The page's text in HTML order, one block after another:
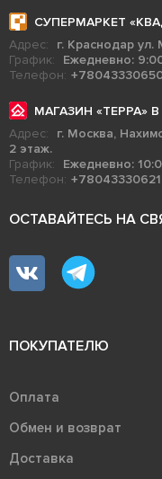
СУПЕРМАРКЕТ
Адрес:
г. Краснодар
График:
Ежедневно:
Телефон:
МАГАЗИН «ТЕРРА»
Адрес:
г. Москва,
2 этаж.
График:
Ежедневно:
Телефон: +78043330621
ОСТАВАЙТЕСЬ НА
ПОКУПАТЕЛЮ
Оплата
Обмен и возврат
Доставка